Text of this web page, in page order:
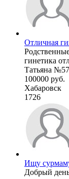
Отличная
гинетика
Татьяна
100000 руб.
Хабаровск
1726
Ищу
Добрый